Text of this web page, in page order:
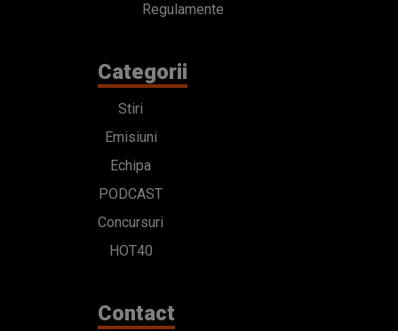
Regulamente
Categorii
Stiri
Emisiuni
Echipa
PODCAST
Concursuri
HOT40
Contact